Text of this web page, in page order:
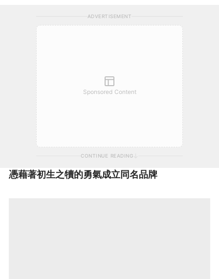
ADVERTISEMENT
Sponsored Content
CONTINUE READING
憑藉著初生之犢的勇氣成立同名品牌